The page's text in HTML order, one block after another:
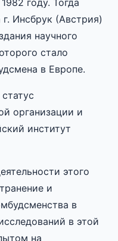
Инсбрук (Австрия)
научного
стало
в Европе.
организации и
институт
этого
и
в
в этой
на